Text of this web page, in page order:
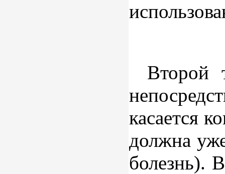
Второй
касается
должна
болезнь).